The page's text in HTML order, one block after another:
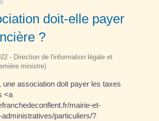
doit-elle payer
?
- Direction de l'information légale et
ministre)
une association doit payer les taxes
<a
mairie-et-
particuliers/?